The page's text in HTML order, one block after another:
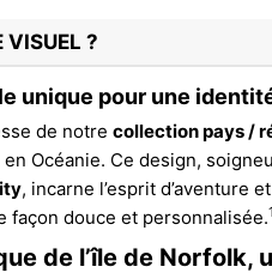
VISUEL ?
unique pour une
de notre collection pays /
en Océanie. Ce design,
, incarne l’esprit d’aventure
façon douce et personnalisée.1
de l’île de Norfolk,